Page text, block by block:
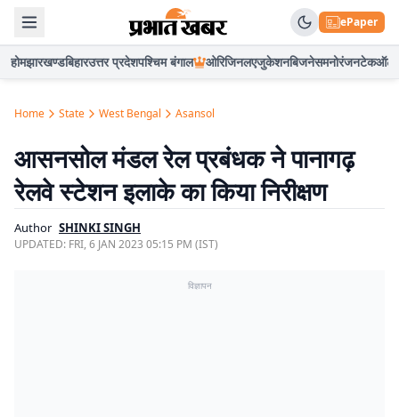
ePaper
होमझारखण्डबिहारउत्तर प्रदेशपश्चिम बंगाल ओरिजिनलएजुकेशनबिजनेसमनोरंजनटेकऑटो
Home State West Bengal Asansol
आसनसोल मंडल रेल प्रबंधक ने पानागढ़
रेलवे स्टेशन इलाके का किया निरीक्षण
Author SHINKI SINGH
UPDATED: FRI, 6 JAN 2023 05:15 PM (IST)
विज्ञापन